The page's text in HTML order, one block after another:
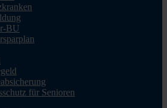
BU
für Senioren